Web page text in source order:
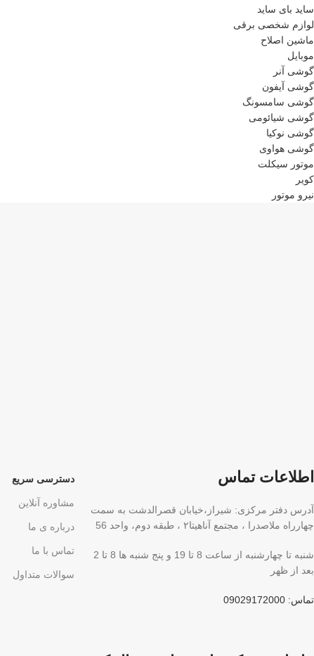
ساید بای ساید
لوازم شخصی برقی
ماشین اصلاح
موبایل
گوشی آنر
گوشی آیفون
گوشی سامسونگ
گوشی شیائومی
گوشی نوکیا
گوشی هواوی
موتور سیکلت
کویر
نیرو موتور
اطلاعات تماس
آدرس دفتر مرکزی: شیراز،خیابان قصرالدشت به سمت
چهارراه ملاصدرا ، مجتمع آناهیتا۲ ، طبقه دوم، واحد 56
شنبه تا چهارشنبه از ساعت 8 تا 19 و پنج شنبه ها 8 تا 2
بعد از ظهر
تماس: 09029172000
دسترسی سریع
مشاوره آنلاین
درباره ی ما
تماس با ما
سوالات متداول